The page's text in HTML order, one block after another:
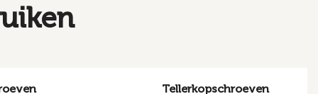
Tellerkopschroeven